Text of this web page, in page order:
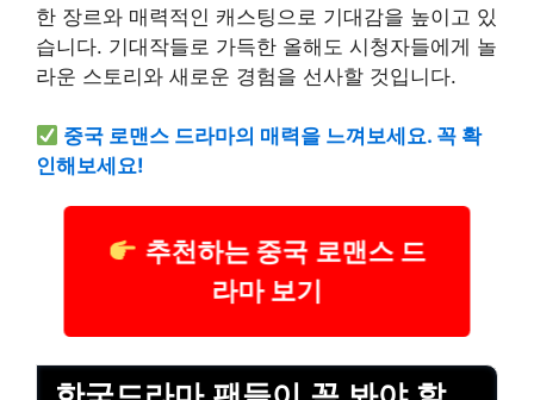
한 장르와 매력적인 캐스팅으로 기대감을 높이고 있
습니다. 기대작들로 가득한 올해도 시청자들에게 놀
라운 스토리와 새로운 경험을 선사할 것입니다.
중국 로맨스 드라마의 매력을 느껴보세요. 꼭 확
인해보세요!
추천하는 중국 로맨스 드
라마 보기